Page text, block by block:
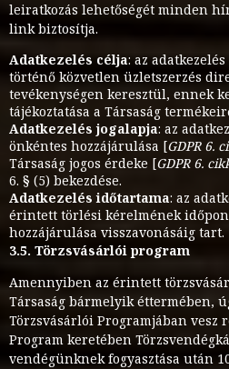
leiratkozás lehetőségét minden
link biztosítja.
Adatkezelés célja: az
történő közvetlen üzletszerzés
tevékenységen keresztül, ennek
tájékoztatása a Társaság
Adatkezelés jogalapja: az
önkéntes hozzájárulása [GDPR 6.
Társaság jogos érdeke [GDPR 6.
6. § (5) bekezdése.
Adatkezelés időtartama: az
érintett törlési kérelmének
hozzájárulása visszavonásáig tart.
3.5. Törzsvásárlói program
Amennyiben az érintett
Társaság bármelyik éttermében,
Törzsvásárlói Programjában vesz
Program keretében
vendégünknek fogyasztása után